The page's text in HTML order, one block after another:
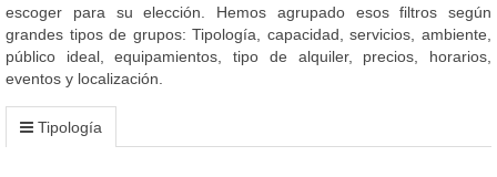
escoger para su elección. Hemos agrupado esos filtros según
grandes tipos de grupos: Tipología, capacidad, servicios, ambiente,
público ideal, equipamientos, tipo de alquiler, precios, horarios,
eventos y localización.
Tipología